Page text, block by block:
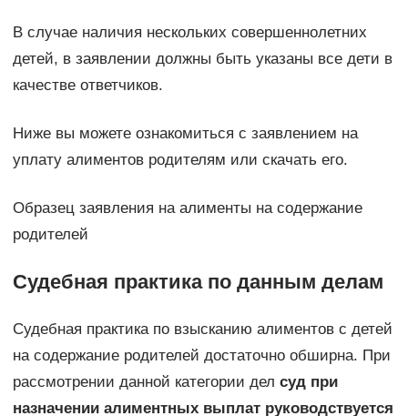
В случае наличия нескольких совершеннолетних
детей, в заявлении должны быть указаны все дети в
качестве ответчиков.
Ниже вы можете ознакомиться с заявлением на
уплату алиментов родителям или скачать его.
Образец заявления на алименты на содержание
родителей
Судебная практика по данным делам
Судебная практика по взысканию алиментов с детей
на содержание родителей достаточно обширна. При
рассмотрении данной категории дел суд при
назначении алиментных выплат руководствуется